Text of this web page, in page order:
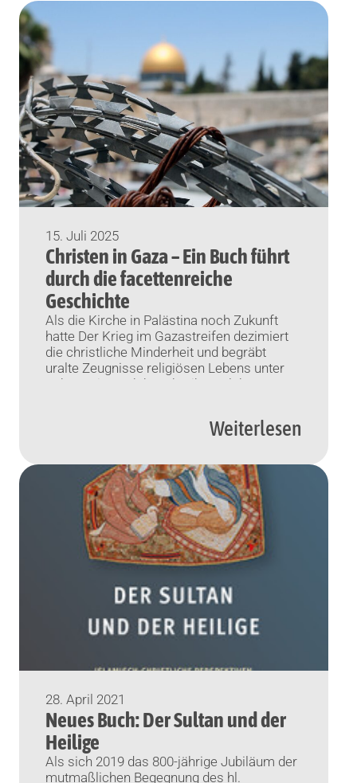
15. Juli 2025
Christen in Gaza – Ein Buch führt
durch die facettenreiche
Geschichte
Als die Kirche in Palästina noch Zukunft
hatte Der Krieg im Gazastreifen dezimiert
die christliche Minderheit und begräbt
uralte Zeugnisse religiösen Lebens unter
Schutt. Ein Buch beschreibt, welcher
Freiburg (KNA) Georg Röwekamp hat ein
aktuelles zugleich: über die […]
Weiterlesen
28. April 2021
Neues Buch: Der Sultan und der
Heilige
Als sich 2019 das 800-jährige Jubiläum der
mutmaßlichen Begegnung des hl.